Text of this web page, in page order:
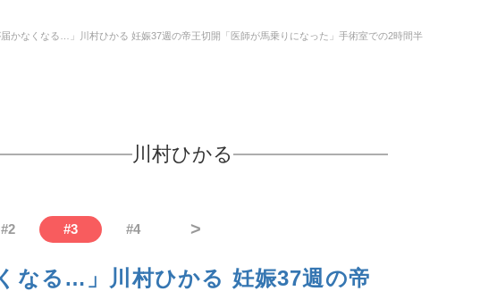
かなくなる…」川村ひかる 妊娠37週の帝王切開「医師が馬乗りになった」手術室での2時間半
川村ひかる
#2 #3 #4 >
なる…」川村ひかる 妊娠37週の帝